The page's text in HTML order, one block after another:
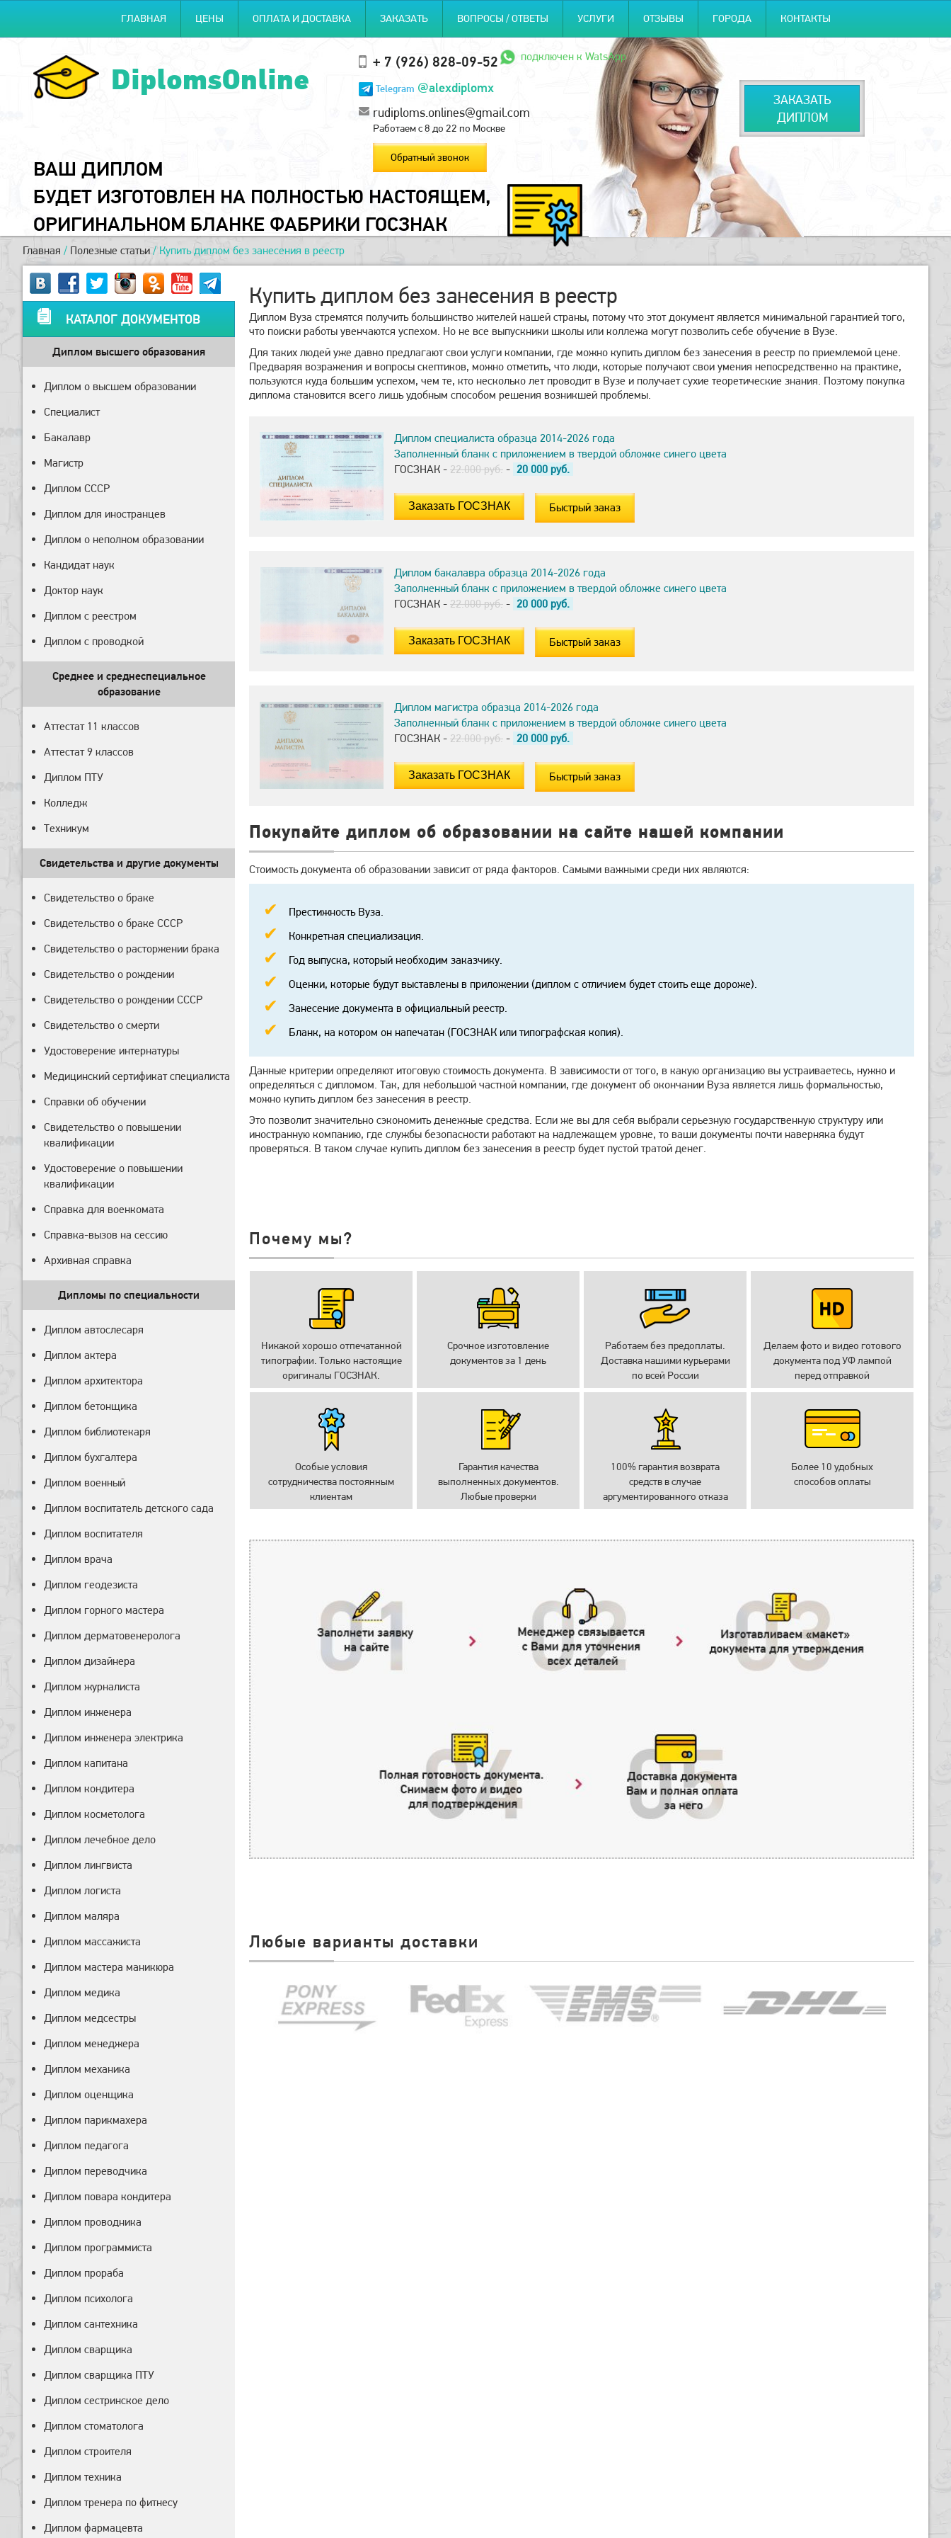
ГЛАВНАЯ ЦЕНЫ ОПЛАТА И ДОСТАВКА ЗАКАЗАТЬ ВОПРОСЫ / ОТВЕТЫ УСЛУГИ ОТЗЫВЫ ГОРОДА КОНТАКТЫ
DiplomsOnline + 7 (926) 828-09-52 подключен к WatsApp
Telegram @alexdiplomx
rudiploms.onlines@gmail.com
Работаем с 8 до 22 по Москве
Обратный звонок
ЗАКАЗАТЬ
ДИПЛОМ
ВАШ ДИПЛОМ
БУДЕТ ИЗГОТОВЛЕН НА ПОЛНОСТЬЮ НАСТОЯЩЕМ,
ОРИГИНАЛЬНОМ БЛАНКЕ ФАБРИКИ ГОСЗНАК
Главная / Полезные статьи / Купить диплом без занесения в реестр
Купить диплом без занесения в реестр
Диплом Вуза стремятся получить большинство жителей нашей страны, потому что этот документ является минимальной гарантией того,
что поиски работы увенчаются успехом. Но не все выпускники школы или коллежа могут позволить себе обучение в Вузе.
Для таких людей уже давно предлагают свои услуги компании, где можно купить диплом без занесения в реестр по приемлемой цене.
Предваряя возражения и вопросы скептиков, можно отметить, что люди, которые получают свои умения непосредственно на практике,
пользуются куда большим успехом, чем те, кто несколько лет проводит в Вузе и получает сухие теоретические знания. Поэтому покупка
диплома становится всего лишь удобным способом решения возникшей проблемы.
Диплом специалиста образца 2014-2026 года
Заполненный бланк с приложением в твердой обложке синего цвета
ГОСЗНАК - 22.000 руб. - 20 000 руб.
Быстрый заказ
Диплом бакалавра образца 2014-2026 года
Заполненный бланк с приложением в твердой обложке синего цвета
ГОСЗНАК - 22.000 руб. - 20 000 руб.
Быстрый заказ
Диплом магистра образца 2014-2026 года
Заполненный бланк с приложением в твердой обложке синего цвета
ГОСЗНАК - 22.000 руб. - 20 000 руб.
Быстрый заказ
Покупайте диплом об образовании на сайте нашей компании
Стоимость документа об образовании зависит от ряда факторов. Самыми важными среди них являются:
Престижность Вуза.
Конкретная специализация.
Год выпуска, который необходим заказчику.
Оценки, которые будут выставлены в приложении (диплом с отличием будет стоить еще дороже).
Занесение документа в официальный реестр.
Бланк, на котором он напечатан (ГОСЗНАК или типографская копия).
Данные критерии определяют итоговую стоимость документа. В зависимости от того, в какую организацию вы устраиваетесь, нужно и
определяться с дипломом. Так, для небольшой частной компании, где документ об окончании Вуза является лишь формальностью,
можно купить диплом без занесения в реестр.
Это позволит значительно сэкономить денежные средства. Если же вы для себя выбрали серьезную государственную структуру или
иностранную компанию, где службы безопасности работают на надлежащем уровне, то ваши документы почти наверняка будут
проверяться. В таком случае купить диплом без занесения в реестр будет пустой тратой денег.
Почему мы?
Никакой хорошо отпечатанной
типографии. Только настоящие
оригиналы ГОСЗНАК.
Срочное изготовление
документов за 1 день
Работаем без предоплаты.
Доставка нашими курьерами
по всей России
Делаем фото и видео готового
документа под УФ лампой
перед отправкой
Особые условия
сотрудничества постоянным
клиентам
Гарантия качества
выполненных документов.
Любые проверки
100% гарантия возврата
средств в случае
аргументированного отказа
Более 10 удобных
способов оплаты
Любые варианты доставки
КАТАЛОГ ДОКУМЕНТОВ
Диплом высшего образования
Диплом о высшем образовании
Специалист
Бакалавр
Магистр
Диплом СССР
Диплом для иностранцев
Диплом о неполном образовании
Кандидат наук
Доктор наук
Диплом с реестром
Диплом с проводкой
Среднее и среднеспециальное
образование
Аттестат 11 классов
Аттестат 9 классов
Диплом ПТУ
Колледж
Техникум
Свидетельства и другие документы
Свидетельство о браке
Свидетельство о браке СССР
Свидетельство о расторжении брака
Свидетельство о рождении
Свидетельство о рождении СССР
Свидетельство о смерти
Удостоверение интернатуры
Медицинский сертификат специалиста
Справки об обучении
Свидетельство о повышении
квалификации
Удостоверение о повышении
квалификации
Справка для военкомата
Справка-вызов на сессию
Архивная справка
Дипломы по специальности
Диплом автослесаря
Диплом актера
Диплом архитектора
Диплом бетонщика
Диплом библиотекаря
Диплом бухгалтера
Диплом военный
Диплом воспитатель детского сада
Диплом воспитателя
Диплом врача
Диплом геодезиста
Диплом горного мастера
Диплом дерматовенеролога
Диплом дизайнера
Диплом журналиста
Диплом инженера
Диплом инженера электрика
Диплом капитана
Диплом кондитера
Диплом косметолога
Диплом лечебное дело
Диплом лингвиста
Диплом логиста
Диплом маляра
Диплом массажиста
Диплом мастера маникюра
Диплом медика
Диплом медсестры
Диплом менеджера
Диплом механика
Диплом оценщика
Диплом парикмахера
Диплом педагога
Диплом переводчика
Диплом повара кондитера
Диплом проводника
Диплом программиста
Диплом прораба
Диплом психолога
Диплом сантехника
Диплом сварщика
Диплом сварщика ПТУ
Диплом сестринское дело
Диплом стоматолога
Диплом строителя
Диплом техника
Диплом тренера по фитнесу
Диплом фармацевта